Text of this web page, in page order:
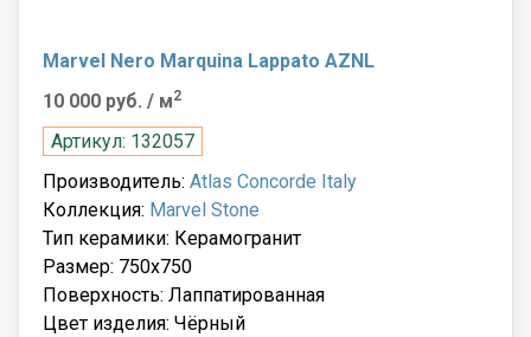
Marvel Nero Marquina Lappato AZNL
10 000 руб. / м2
Артикул: 132057
Производитель: Atlas Concorde Italy
Коллекция: Marvel Stone
Тип керамики: Керамогранит
Размер: 750x750
Поверхность: Лаппатированная
Цвет изделия: Чёрный